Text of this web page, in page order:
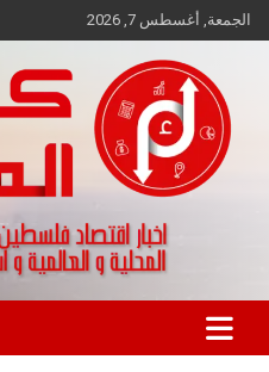
Skip
to
الجمعة, أغسطس 7, 2026
كواليس المال
اخبار اقتصاد فلسطين و العالم و